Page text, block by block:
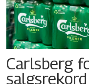
Carlsberg